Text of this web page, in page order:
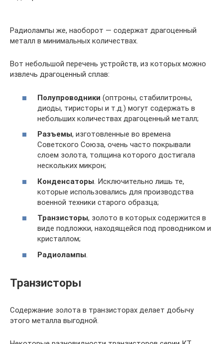
Радиолампы же, наоборот — содержат драгоценный
металл в минимальных количествах.
Вот небольшой перечень устройств, из которых можно
извлечь драгоценный сплав:
Полупроводники (оптроны, стабилитроны,
диоды, тиристоры и т.д.) могут содержать в
небольших количествах драгоценный металл;
Разъемы, изготовленные во времена
Советского Союза, очень часто покрывали
слоем золота, толщина которого достигала
нескольких микрон;
Конденсаторы . Исключительно лишь те,
которые использовались для производства
военной техники старого образца;
Транзисторы, золото в которых содержится в
виде подложки, находящейся под проводником и
кристаллом;
Радиолампы
Транзисторы
Содержание золота в транзисторах делает добычу
этого металла выгодной.